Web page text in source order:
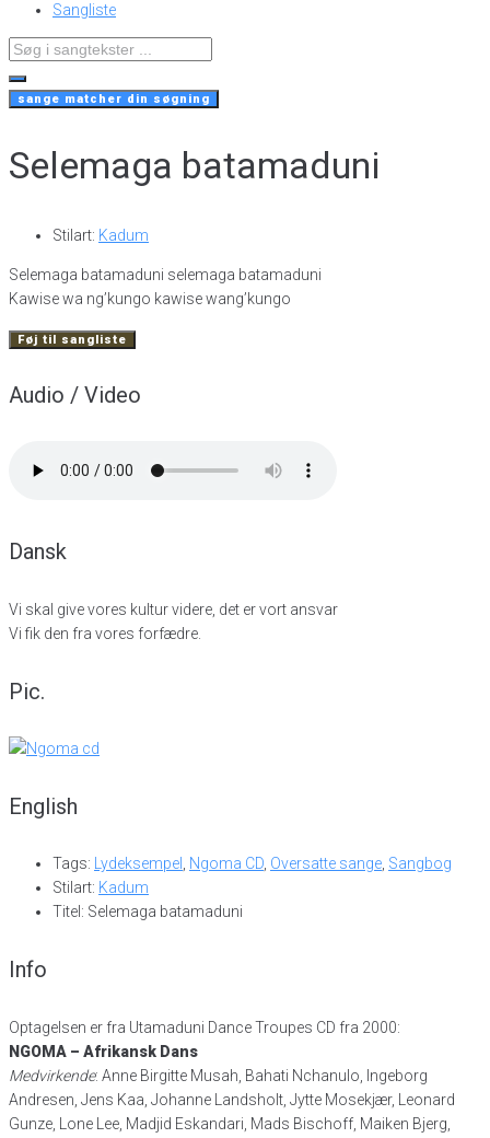
Sangliste
Search
...
sange matcher din søgning
Selemaga batamaduni
Stilart: Kadum
Selemaga batamaduni selemaga batamaduni
Kawise wa ng’kungo kawise wang’kungo
Føj til sangliste
Audio / Video
Dansk
Vi skal give vores kultur videre, det er vort ansvar
Vi fik den fra vores forfædre.
Pic.
English
Tags: Lydeksempel , Ngoma CD, Oversatte sange, Sangbog
Stilart: Kadum
Titel: Selemaga batamaduni
Info
Optagelsen er fra Utamaduni Dance Troupes CD fra 2000:
NGOMA – Afrikansk Dans
Medvirkende: Anne Birgitte Musah, Bahati Nchanulo, Ingeborg
Andresen, Jens Kaa, Johanne Landsholt, Jytte Mosekjær, Leonard
Gunze, Lone Lee, Madjid Eskandari, Mads Bischoff, Maiken Bjerg,